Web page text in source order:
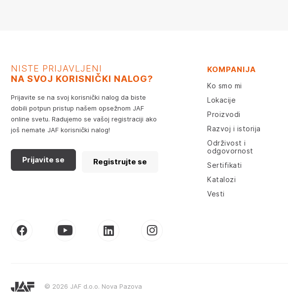
NISTE PRIJAVLJENI
NA SVOJ KORISNIČKI NALOG?
Prijavite se na svoj korisnički nalog da biste
dobili potpun pristup našem opsežnom JAF
online svetu. Radujemo se vašoj registraciji ako
još nemate JAF korisnički nalog!
Prijavite se Registrujte se
KOMPANIJA
Ko smo mi
Lokacije
Proizvodi
Razvoj i istorija
Održivost i
odgovornost
Sertifikati
Katalozi
Vesti
© 2026 JAF d.o.o. Nova Pazova